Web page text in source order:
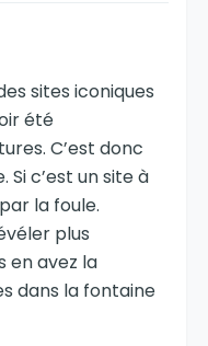
sites iconiques
été
C’est donc
c’est un site à
la foule.
plus
en avez la
dans la fontaine